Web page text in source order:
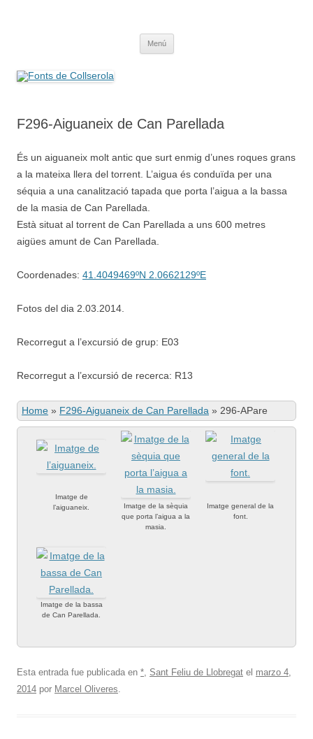
Menú
F296-Aiguaneix de Can Parellada
És un aiguaneix molt antic que surt enmig d’unes roques grans
a la mateixa llera del torrent. L’aigua és conduïda per una
séquia a una canalització tapada que porta l’aigua a la bassa
de la masia de Can Parellada.
Està situat al torrent de Can Parellada a uns 600 metres
aigües amunt de Can Parellada.
Coordenades: 41.4049469ºN 2.0662129ºE
Fotos del dia 2.03.2014.
Recorregut a l’excursió de grup: E03
Recorregut a l’excursió de recerca: R13
Home » F296-Aiguaneix de Can Parellada » 296-APare
Imatge de
l’aiguaneix.
Imatge de la sèquia
que porta l’aigua a la
masia.
Imatge general de la
font.
Imatge de la bassa
de Can Parellada.
Esta entrada fue publicada en *, Sant Feliu de Llobregat el marzo 4,
2014 por Marcel Oliveres.